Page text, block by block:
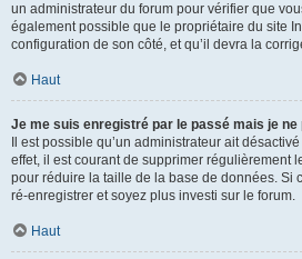
un administrateur du forum pour vérifier que
également possible que le propriétaire du site
configuration de son côté, et qu’il devra la
Haut
Je me suis enregistré par le passé mais je
Il est possible qu’un administrateur ait
effet, il est courant de supprimer régulièrement
pour réduire la taille de la base de données. Si
ré-enregistrer et soyez plus investi sur le forum.
Haut